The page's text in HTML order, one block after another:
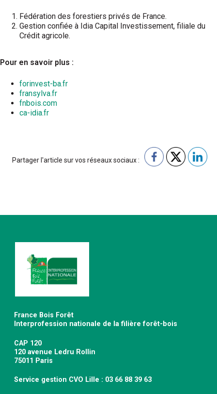
Fédération des forestiers privés de France.
Gestion confiée à Idia Capital Investissement, filiale du
Crédit agricole.
Pour en savoir plus :
forinvest-ba.fr
fransylva.fr
fnbois.com
ca-idia.fr
Partager l'article sur vos réseaux sociaux :
France Bois Forêt
Interprofession nationale de la filière forêt-bois
CAP 120
120 avenue Ledru Rollin
75011 Paris
Service gestion CVO Lille : 03 66 88 39 63